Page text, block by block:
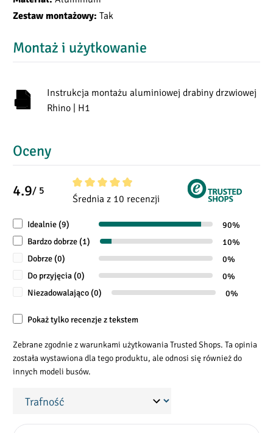
H Wysokość pojazdu (mm)
Obciążenie dachu (kg)
150 150
Zestaw montażowy: Tak
Montaż i użytkowanie
Instrukcja montażu aluminiowej drabiny drzwiowej
Rhino | H1
Oceny
4.9/ 5
Średnia ocena 4.9 z 5 gwiazdek
Średnia z 10 recenzji
Idealnie (9)
90%
Bardzo dobrze (1)
10%
Dobrze (0)
0%
Do przyjęcia (0)
0%
Niezadowalająco (0)
0%
Pokaż tylko recenzje z tekstem
Zebrane zgodnie z warunkami użytkowania Trusted Shops. Ta opinia
została wystawiona dla tego produktu, ale odnosi się również do
innych modeli busów.